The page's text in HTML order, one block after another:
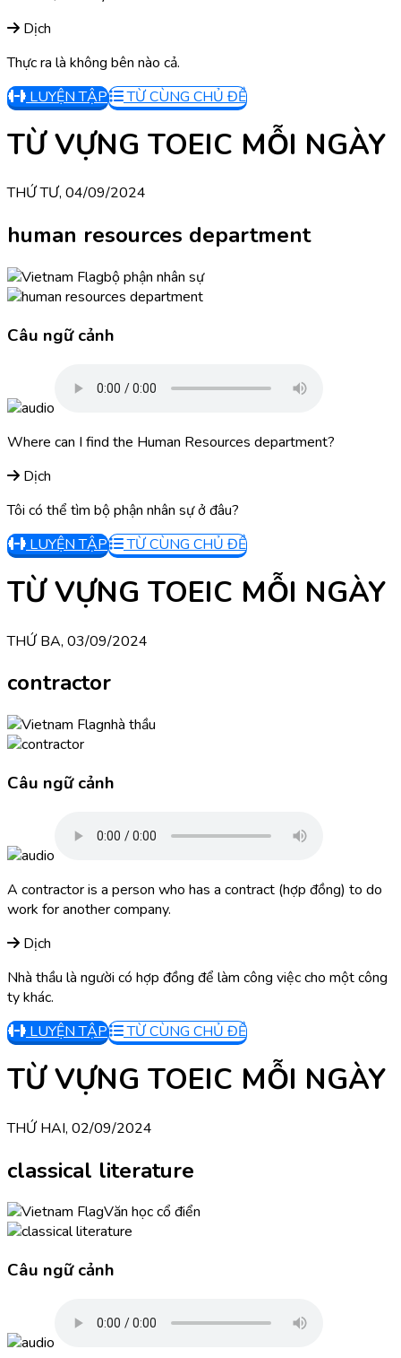
Dịch
Thực ra là không bên nào cả.
LUYỆN TẬP
TỪ CÙNG CHỦ ĐỀ
TỪ VỰNG TOEIC MỖI NGÀY
THỨ TƯ, 04/09/2024
human resources department
bộ phận nhân sự
Câu ngữ cảnh
Where can I find the Human Resources department?
Dịch
Tôi có thể tìm bộ phận nhân sự ở đâu?
LUYỆN TẬP
TỪ CÙNG CHỦ ĐỀ
TỪ VỰNG TOEIC MỖI NGÀY
THỨ BA, 03/09/2024
contractor
nhà thầu
Câu ngữ cảnh
A contractor is a person who has a contract (hợp đồng) to do
work for another company.
Dịch
Nhà thầu là người có hợp đồng để làm công việc cho một công
ty khác.
LUYỆN TẬP
TỪ CÙNG CHỦ ĐỀ
TỪ VỰNG TOEIC MỖI NGÀY
THỨ HAI, 02/09/2024
classical literature
Văn học cổ điển
Câu ngữ cảnh